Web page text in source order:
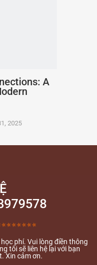
A
2025
phí. Vui lòng điền thông
tôi sẽ liên hệ lại với bạn
Xin cảm ơn.